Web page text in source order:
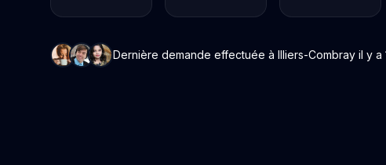
Dernière demande effectuée à Illiers-Combray il y a